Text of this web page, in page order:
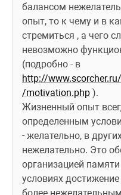
балансом
опыт, то к чему и в
стремиться , а чего
невозможно
http://
/motivation.php ).
Жизненный опыт
определенным
- желательно, в
нежелательно. Это
организацией
условиях
более